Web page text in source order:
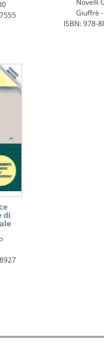
Giuffrè
ISBN: 978-
di